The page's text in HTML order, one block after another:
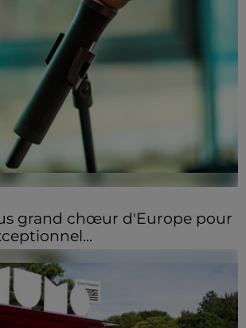
grand chœur d'Europe pour